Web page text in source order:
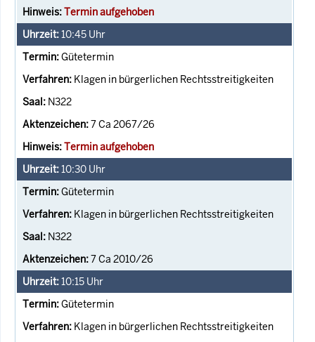
Termin aufgehoben
10:45 Uhr
Gütetermin
Klagen in bürgerlichen Rechtsstreitigkeiten
N322
7 Ca 2067/26
Termin aufgehoben
10:30 Uhr
Gütetermin
Klagen in bürgerlichen Rechtsstreitigkeiten
N322
7 Ca 2010/26
10:15 Uhr
Gütetermin
Klagen in bürgerlichen Rechtsstreitigkeiten